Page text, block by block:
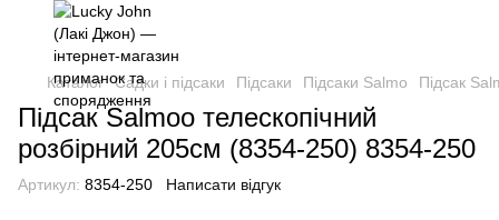
Каталог Садки і підсаки Підсаки Підсаки Salmo Підсак
Підсак Salmoo телескопічний
розбірний 205см (8354-250) 8354-250
Артикул: 8354-250 Написати відгук